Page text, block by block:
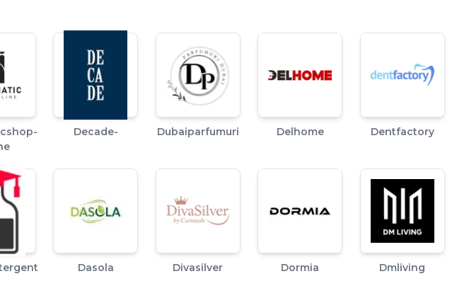
Decade- Dubaiparfumuri Delhome Dentfactory
Dasola Divasilver Dormia Dmliving